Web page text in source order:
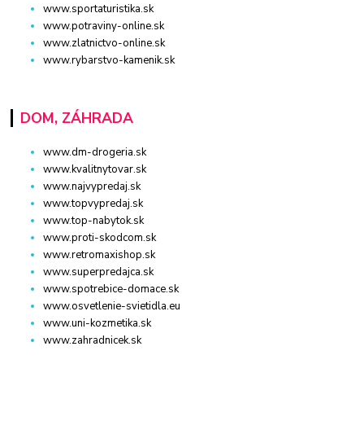
www.sportaturistika.sk
www.potraviny-online.sk
www.zlatnictvo-online.sk
www.rybarstvo-kamenik.sk
DOM, ZÁHRADA
www.dm-drogeria.sk
www.kvalitnytovar.sk
www.najvypredaj.sk
www.topvypredaj.sk
www.top-nabytok.sk
www.proti-skodcom.sk
www.retromaxishop.sk
www.superpredajca.sk
www.spotrebice-domace.sk
www.osvetlenie-svietidla.eu
www.uni-kozmetika.sk
www.zahradnicek.sk